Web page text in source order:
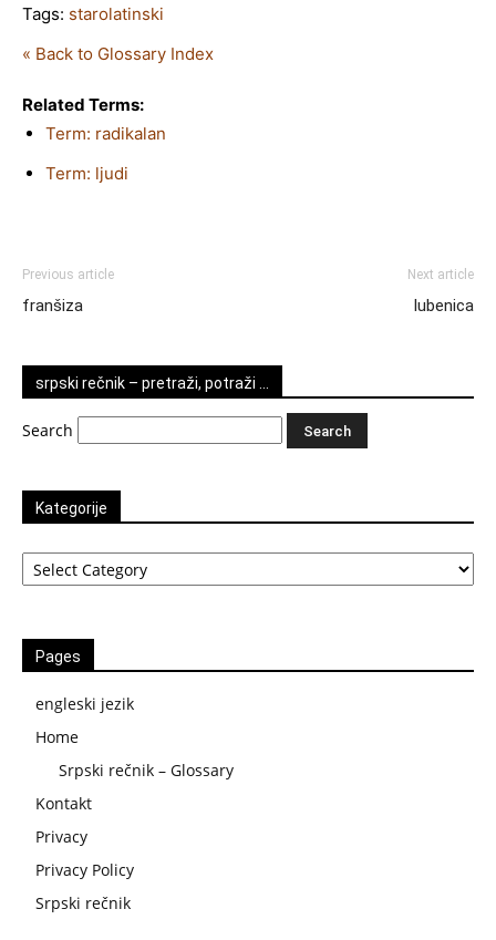
Tags: starolatinski
« Back to Glossary Index
Related Terms:
Term: radikalan
Term: ljudi
Previous article
franšiza
Next article
lubenica
srpski rečnik – pretraži, potraži …
Search
Kategorije
Kategorije
Pages
engleski jezik
Home
Srpski rečnik – Glossary
Kontakt
Privacy
Privacy Policy
Srpski rečnik